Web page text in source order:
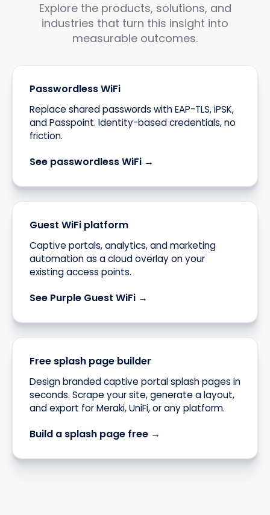
Explore the products, solutions, and
industries that turn this insight into
measurable outcomes.
Passwordless WiFi
Replace shared passwords with EAP-TLS, iPSK,
and Passpoint. Identity-based credentials, no
friction.
See passwordless WiFi →
Guest WiFi platform
Captive portals, analytics, and marketing
automation as a cloud overlay on your
existing access points.
See Purple Guest WiFi →
Free splash page builder
Design branded captive portal splash pages in
seconds. Scrape your site, generate a layout,
and export for Meraki, UniFi, or any platform.
Build a splash page free →